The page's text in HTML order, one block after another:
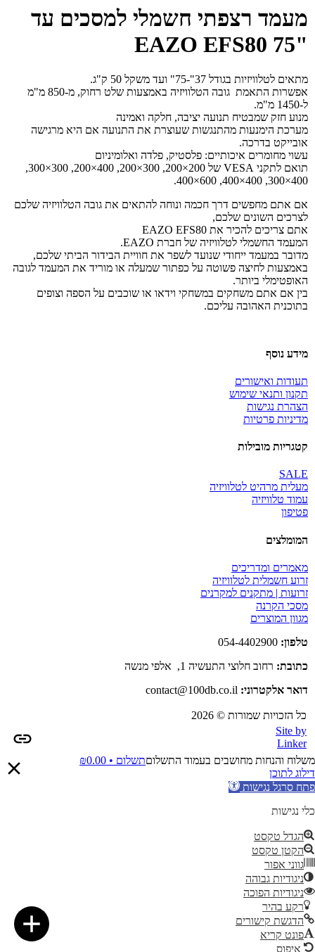
מעמד רצפתי חשמלי למסכים עד
"75 EAZO EFS80
מתאים לטלוויזיות בגודל 37"-75" ועד משקל 50 ק"ג.
אפשרות התאמת גובה הטלוויזיה באמצעות שלט רחוק, מ-850 מ"מ
ל-1450 מ"מ.
מנוע חזק שמבטיח תנועה יציבה, חלקה ואמינה
מערכת הימנעות מהתנגשות שעוצרת את התנועה אם היא מרגישה
אובייקט בדרכה.
עשוי מחומרים איכותיים: פלסטיק, פלדה ואלומיניום
תואם לתקני VESA של 200×200, 300×200, 400×200, 300×300,
400×300, 400×400, 600×400.
אם אתם מחפשים דרך חכמה ונוחה להתאים את גובה הטלוויזיה שלכם
לצרכים השונים שלכם,
אתם צריכים להכיר את EAZO EFS80
המעמד החשמלי לטלוויזיה של חברת EAZO.
מדובר במעמד ייחודי שנועד לשפר את חוויית הבידור הביתי שלכם,
באמצעות לחיצה פשוטה על כפתור שמעלה או מוריד את המעמד לגובה
האופטימלי ביותר.
בין אם אתם משחקים במשחקי וידאו או שוכבים על הספה וצופים
בתוכנית האהובה עליכם.
מידע נוסף
תעודות ואישורים
תקנון ותנאי שימוש
הצהרת נגישות
מדיניות פרטיות
קטגריות מובילות
SALE
מעלית מרהיט לטלוויזיה
עמוד טלוויזיה
פטיפון
המומלצים
מאמרים ומדריכים
זרוע חשמלית לטלוויזיה
זרועות | מתקנים למקרנים
מסכי הקרנה
מגוון המוצרים
טלפון:
כתובת: רחוב חלוצי התעשיה 1, אלפי מנשה
דואר אלקטרוני:
כל הזכויות שמורות © 2026
Site by
Linker
משלוח והנחות מחושבים בעמוד התשלוםתשלום • ₪0.00
דילוג לתוכן
פתח סרגל נגישות
כלי נגישות
הגדל טקסט
הקטן טקסט
גווני אפור
ניגודיות גבוהה
ניגודיות הפוכה
רקע בהיר
הדגשת קישורים
פונט קריא
איפוס